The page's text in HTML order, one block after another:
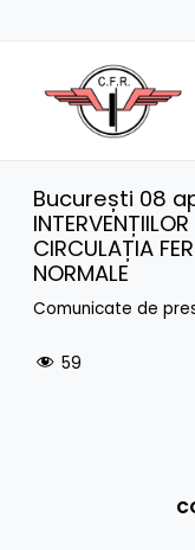
București 08
CIRCULAȚIA
NORMALE
Comunicate de
59